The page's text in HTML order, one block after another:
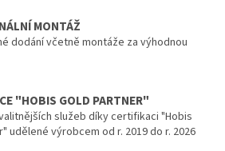
MONTÁŽ
dodání včetně montáže za výhodnou
"HOBIS GOLD PARTNER"
služeb díky certifikaci "Hobis
udělené výrobcem od r. 2019 do r. 2026